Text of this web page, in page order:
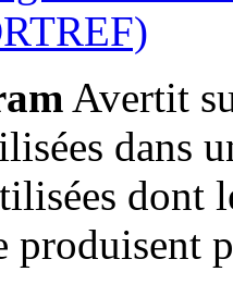
Avertit
dans
dont